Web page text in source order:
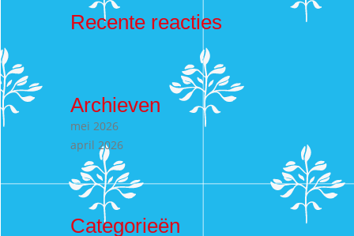
Recente reacties
Archieven
mei 2026
april 2026
Categorieën